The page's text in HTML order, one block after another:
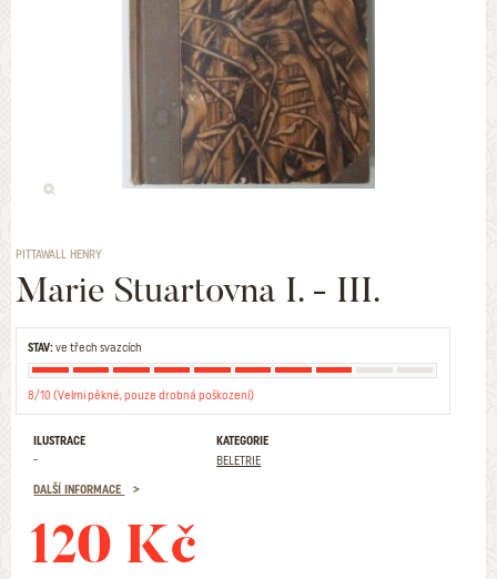
PITTAWALL HENRY
Marie Stuartovna I. - III.
STAV:ve třech svazcích
8/10 (Velmi pěkné, pouze drobná poškození)
ILUSTRACE
-
KATEGORIE
BELETRIE
DALŠÍ INFORMACE
120 Kč